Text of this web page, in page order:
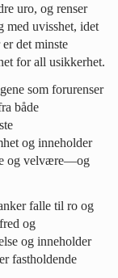
uro, og renser
med uvisshet, idet
det minste
for all usikkerhet.
som forurenser
både
og inneholder
og velvære—og
falle til ro og
og
og inneholder
fastholdende